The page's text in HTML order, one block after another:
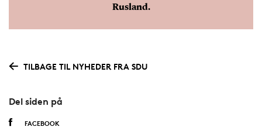
Rusland.
TILBAGE TIL NYHEDER FRA SDU
Del siden på
FACEBOOK